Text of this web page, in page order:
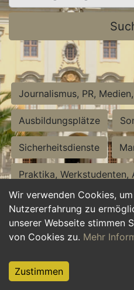
Wir verwenden Cookies,
Nutzererfahrung zu
unserer Webseite stimmen
von Cookies zu. Mehr
Zustimmen
Journalismus, PR,
Ausbildungsplätze
Sicherheitsdienste
Praktika, Werkstudenten,
Personalwesen
Hilfskräfte, Aushilfs- und
Weiterbildung, Studium,